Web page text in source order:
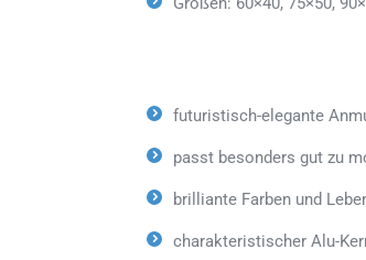
futuristisch-elegante
passt besonders gut zu
brilliante Farben und
charakteristischer Alu-